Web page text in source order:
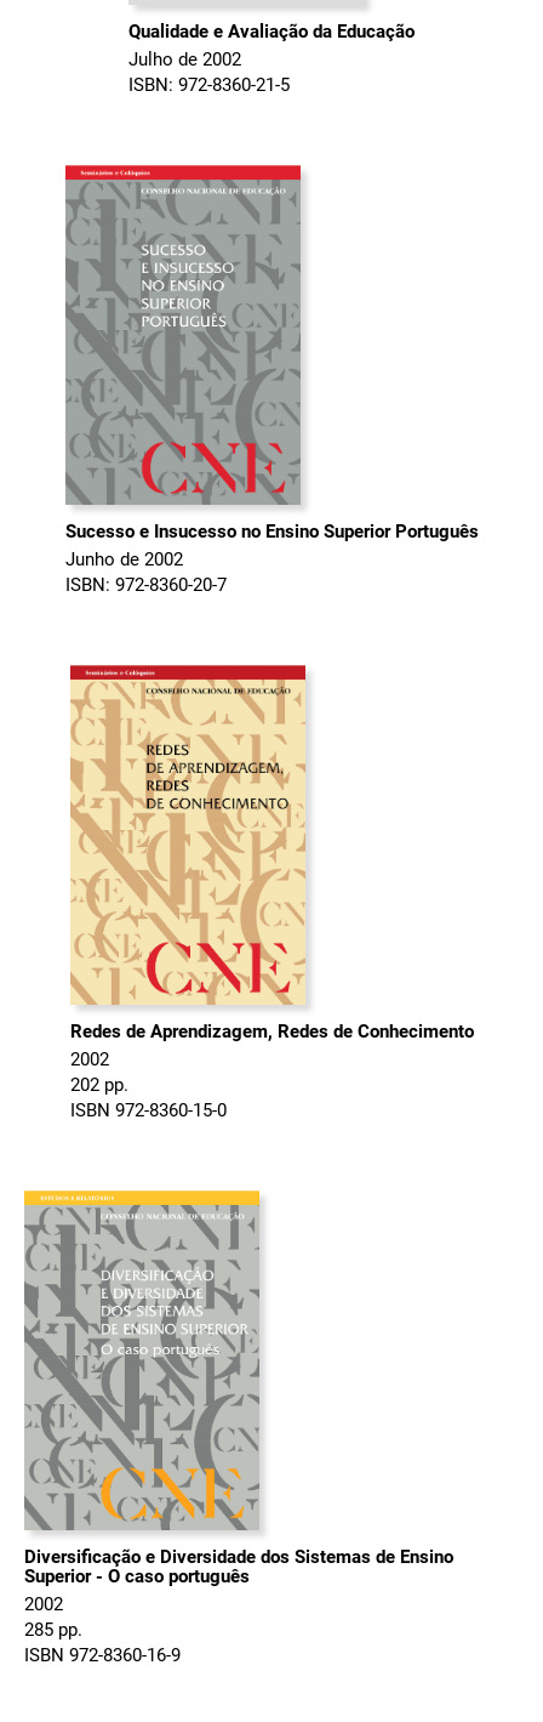
Qualidade e Avaliação da Educação
Julho de 2002
ISBN: 972-8360-21-5
Sucesso e Insucesso no Ensino Superior Português
Junho de 2002
ISBN: 972-8360-20-7
Redes de Aprendizagem, Redes de Conhecimento
2002
202 pp.
ISBN 972-8360-15-0
Diversificação e Diversidade dos Sistemas de Ensino
Superior - O caso português
2002
285 pp.
ISBN 972-8360-16-9